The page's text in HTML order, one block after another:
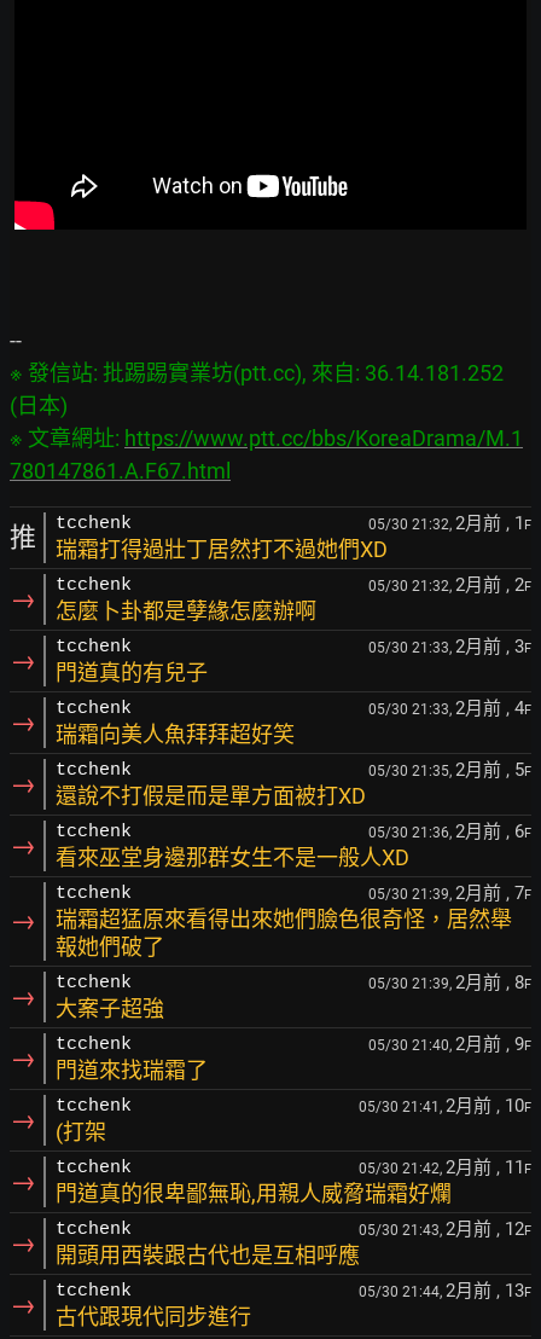
※ 發信站: 批踢踢實業坊(ptt.cc), 來自: 36.14.181.252
(日本)
※ 文章網址: https://www.ptt.cc/bbs/KoreaDrama/M.1
780147861.A.F67.html
推 tcchenk 05/30 21:32, 2月前 , 1 F
瑞霜打得過壯丁居然打不過她們XD
→ tcchenk 05/30 21:32, 2月前 , 2F
怎麼卜卦都是孽緣怎麼辦啊
→ tcchenk 05/30 21:33, 2月前 , 3F
門道真的有兒子
→ tcchenk 05/30 21:33, 2月前 , 4F
瑞霜向美人魚拜拜超好笑
→ tcchenk 05/30 21:35, 2月前 , 5F
還說不打假是而是單方面被打XD
→ tcchenk 05/30 21:36, 2月前 , 6F
看來巫堂身邊那群女生不是一般人XD
→
tcchenk 05/30 21:39, 2月前 , 7F
瑞霜超猛原來看得出來她們臉色很奇怪，居然舉
報她們破了
→ tcchenk 05/30 21:39, 2月前 , 8F
大案子超強
→ tcchenk 05/30 21:40, 2月前 , 9F
門道來找瑞霜了
→ tcchenk 05/30 21:41, 2月前 , 10F
(打架
→ tcchenk 05/30 21:42, 2月前 , 11 F
門道真的很卑鄙無恥,用親人威脅瑞霜好爛
→ tcchenk 05/30 21:43, 2月前 , 12F
開頭用西裝跟古代也是互相呼應
→ tcchenk 05/30 21:44, 2月前 , 13F
古代跟現代同步進行